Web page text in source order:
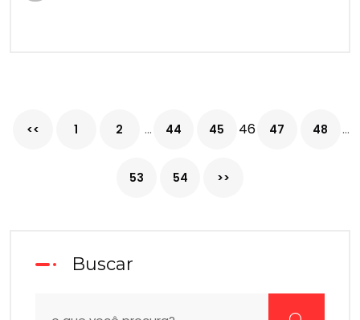
<< 1 2 ... 44 45 46 47 48 ...
53 54 >>
Buscar